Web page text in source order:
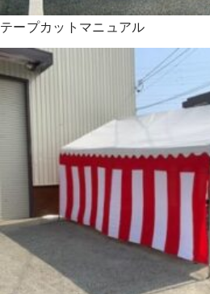
テープカットマニュアル